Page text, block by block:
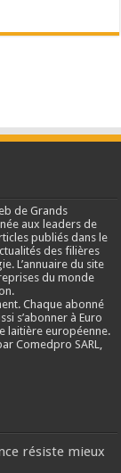
de Grands
aux leaders de
publiés dans le
des filières
L’annuaire du site
du monde
Chaque abonné
s’abonner à Euro
laitière européenne.
Comedpro SARL,
résiste mieux